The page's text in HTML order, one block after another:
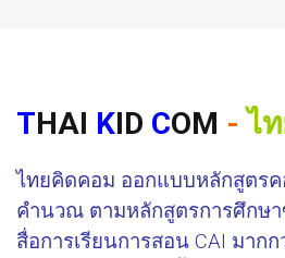
THAI KID COM - ไ
ไทยคิดคอม ออกแบบหลักสูตรค
คำนวณ ตามหลักสูตรการศึกษ
สื่อการเรียนการสอน CAI มาก